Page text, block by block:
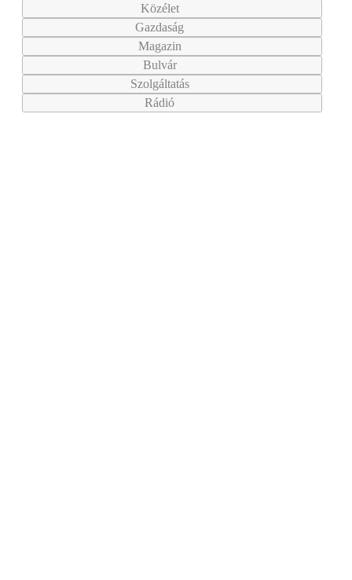
Közélet
Gazdaság
Magazin
Bulvár
Szolgáltatás
Rádió